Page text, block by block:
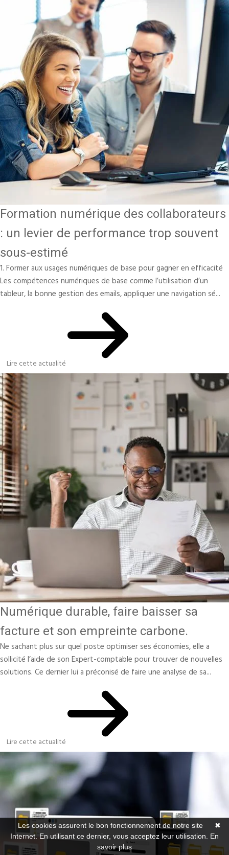
Formation numérique des collaborateurs
: un levier de performance trop souvent
sous-estimé
1. Former aux usages numériques de base pour gagner en efficacité
Les compétences numériques de base comme l’utilisation d’un
tableur, la bonne gestion des emails, appliquer une navigation sé...
Lire cette actualité
Numérique durable, faire baisser sa
facture et son empreinte carbone.
Ne sachant plus sur quel poste optimiser ses économies, elle a
sollicité l’aide de son Expert-comptable pour trouver de nouvelles
solutions. Ce dernier lui a préconisé de faire une analyse de sa...
Lire cette actualité
✖
Les cookies assurent le bon fonctionnement de notre site
Internet. En utilisant ce dernier, vous acceptez leur utilisation. En
savoir plus